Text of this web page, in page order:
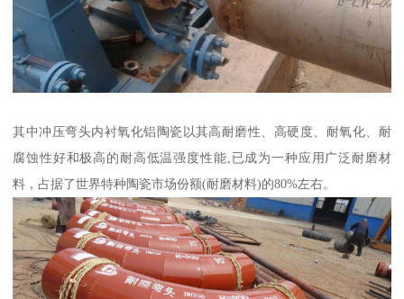
其中冲压弯头内衬氧化铝陶瓷以其高耐磨性、高硬度、耐氧化、耐
腐蚀性好和极高的耐高低温强度性能,已成为一种应用广泛耐磨材
料，占据了世界特种陶瓷市场份额(耐磨材料)的80%左右。